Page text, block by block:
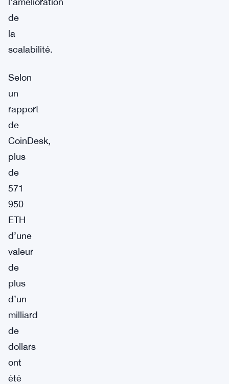
de
la
scalabilité.
Selon
un
rapport
de
CoinDesk,
plus
de
571
950
ETH
d’une
valeur
de
plus
d’un
milliard
de
dollars
ont
été